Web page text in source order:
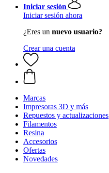
Iniciar sesión
Iniciar sesión ahora
¿Eres un nuevo usuario?
Crear una cuenta
Marcas
Impresoras 3D y más
Repuestos y actualizaciones
Filamentos
Resina
Accesorios
Ofertas
Novedades